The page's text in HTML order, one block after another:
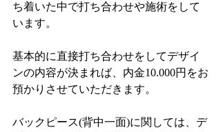
ち着いた中で打ち合わせや施術をして
います。
基本的に直接打ち合わせをしてデザイ
ンの内容が決まれば、内金10.000円をお
預かりさせていただきます。
バックピース(背中一面)に関しては、デ